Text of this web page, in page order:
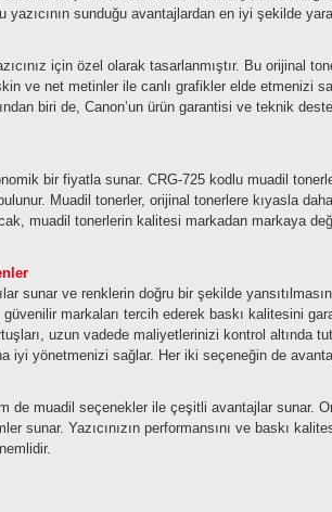
sunduğu avantajlardan en iyi şekilde
için özel olarak tasarlanmıştır. Bu orijinal
ve net metinler ile canlı grafikler elde etmenizi
biri de, Canon’un ürün garantisi ve teknik
bir fiyatla sunar. CRG-725 kodlu muadil
Muadil tonerler, orijinal tonerlere kıyasla
muadil tonerlerin kalitesi markadan markaya
sunar ve renklerin doğru bir şekilde
markaları tercih ederek baskı kalitesini
uzun vadede maliyetlerinizi kontrol altında
iyi yönetmenizi sağlar. Her iki seçeneğin de
de muadil seçenekler ile çeşitli avantajlar sunar.
sunar. Yazıcınızın performansını ve baskı